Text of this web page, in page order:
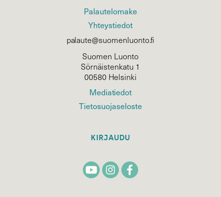
Palautelomake
Yhteystiedot
palaute@suomenluonto.fi
Suomen Luonto
Sörnäistenkatu 1
00580 Helsinki
Mediatiedot
Tietosuojaseloste
KIRJAUDU